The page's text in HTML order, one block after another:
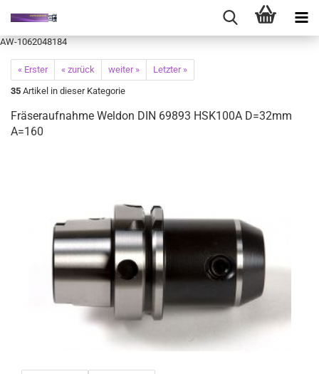
AW-1062048184
« Erster « zurück weiter »
Letzter »
35 Artikel in dieser Kategorie
Fräseraufnahme Weldon DIN 69893 HSK100A D=32mm
A=160